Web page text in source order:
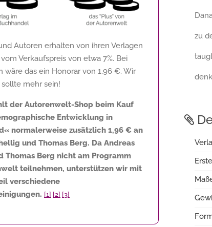
Autoren erhalten von ihren Verlagen
Verkaufspreis von etwa 7%. Bei
wäre das ein Honorar von 1,96 €. Wir
mehr sein!
der Autorenwelt-Shop beim Kauf
Entwicklung in
normalerweise zusätzlich 1,96 € an
und Thomas Berg. Da Andreas
Thomas Berg nicht am Programm
teilnehmen, unterstützen wir mit
verschiedene
[1] [2] [3]
zu